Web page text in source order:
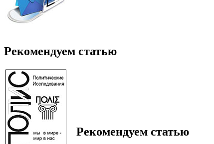
Рекомендуем статью
Рекомендуем статью